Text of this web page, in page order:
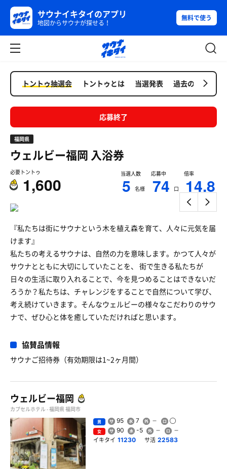
サウナイキタイのアプリ
地図からサウナが探せる！
無料で使う
トントゥ抽選会 トントゥとは 当選発表 過去の抽選会
応募終了
福岡県
ウェルビー福岡 入浴券
必要トントゥ
1,600
当選人数
5 名様
応募中
74 口
倍率
14.8
『私たちは街にサウナという木を植え森を育て、人々に元気を届
けます』
私たちの考えるサウナは、自然の力を意味します。かつて人々が
サウナとともに大切にしていたことを、 街で生きる私たちが
日々の生活に取り入れることで、今を見つめることはできないだ
ろうか？私たちは、チャレンジをすることで自然について学び、
考え続けていきます。そんなウェルビーの様々なこだわりのサウ
ナで、ぜひ心と体を癒していただければと思います。
協賛品情報
サウナご招待券（有効期限は1~2ヶ月間）
ウェルビー福岡
カプセルホテル - 福岡県 福岡市
男 95 7
女 90 -5
イキタイ 11230 サ活 22583